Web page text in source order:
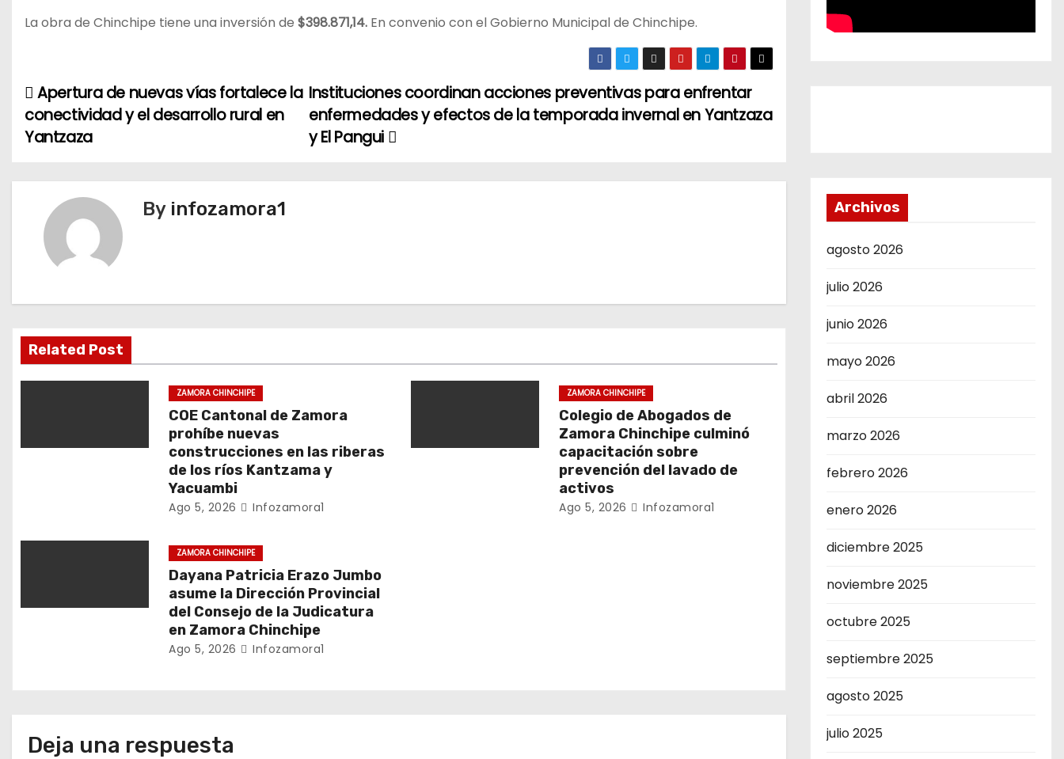
La obra de Chinchipe tiene una inversión de $398.871,14. En convenio con el Gobierno Municipal de Chinchipe.
N
a
c
i
ó
s
Instituciones coordinan acciones preventivas para enfrentar
enfermedades y efectos de la temporada invernal en Yantzaza
y El Pangui
Apertura de nuevas vías fortalece la
conectividad y el desarrollo rural en
Yantzaza
By infozamora1
Related Post
ZAMORA CHINCHIPE
COE Cantonal de Zamora
prohíbe nuevas
construcciones en las riberas
de los ríos Kantzama y
Yacuambi
Ago 5, 2026 Infozamora1
ZAMORA CHINCHIPE
Colegio de Abogados de
Zamora Chinchipe culminó
capacitación sobre
prevención del lavado de
activos
Ago 5, 2026 Infozamora1
ZAMORA CHINCHIPE
Dayana Patricia Erazo Jumbo
asume la Dirección Provincial
del Consejo de la Judicatura
en Zamora Chinchipe
Ago 5, 2026 Infozamora1
Deja una respuesta
Archivos
agosto 2026
julio 2026
junio 2026
mayo 2026
abril 2026
marzo 2026
febrero 2026
enero 2026
diciembre 2025
noviembre 2025
octubre 2025
septiembre 2025
agosto 2025
julio 2025